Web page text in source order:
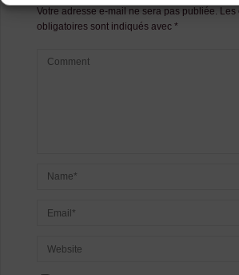
Votre adresse e-mail ne sera pas publiée. Les
obligatoires sont indiqués avec *